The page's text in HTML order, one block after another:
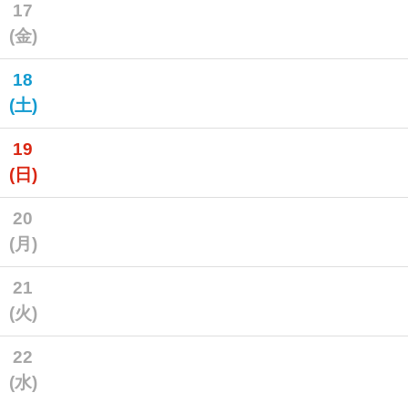
17
(金)
18
(土)
19
(日)
20
(月)
21
(火)
22
(水)